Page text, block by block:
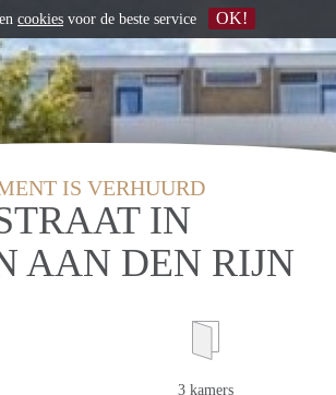
IS VERHUURD
IN
AAN DEN RIJN
3 kamers
cookies voor de beste service OK!